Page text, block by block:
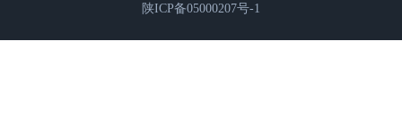
陕ICP备05000207号-1